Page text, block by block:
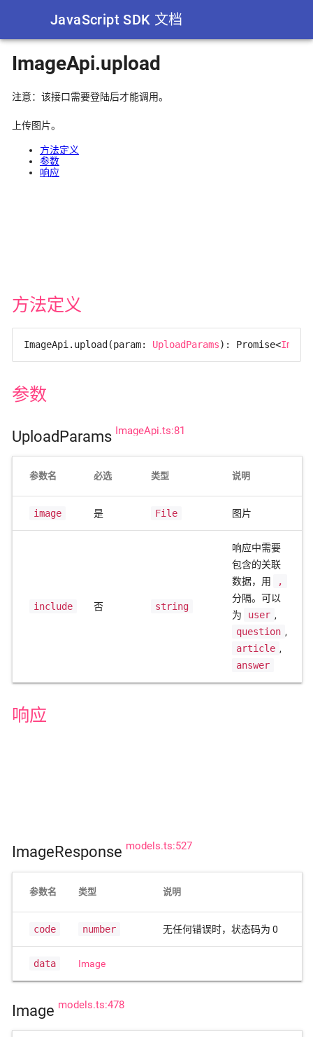
JavaScript SDK 文档
ImageApi.upload
注意：该接口需要登陆后才能调用。
上传图片。
方法定义
参数
响应
方法定义
ImageApi.upload(param: UploadParams): Promise<
参数
UploadParams ImageApi.ts:81
参数名 必选 类型 说明
image 是 File 图片
include 否 string
响应中需要
包含的关联
数据，用
,
分隔。可以
为
user ,
question ,
article ,
answer
响应
ImageResponse models.ts:527
参数名 类型 说明
code number 无任何错误时，状态码为 0
data Image
Image models.ts:478